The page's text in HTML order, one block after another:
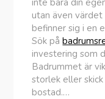
inte bara din
utan även
befinner sig i en
Sök på
investering som
Badrummet är
storlek eller
bostad.…